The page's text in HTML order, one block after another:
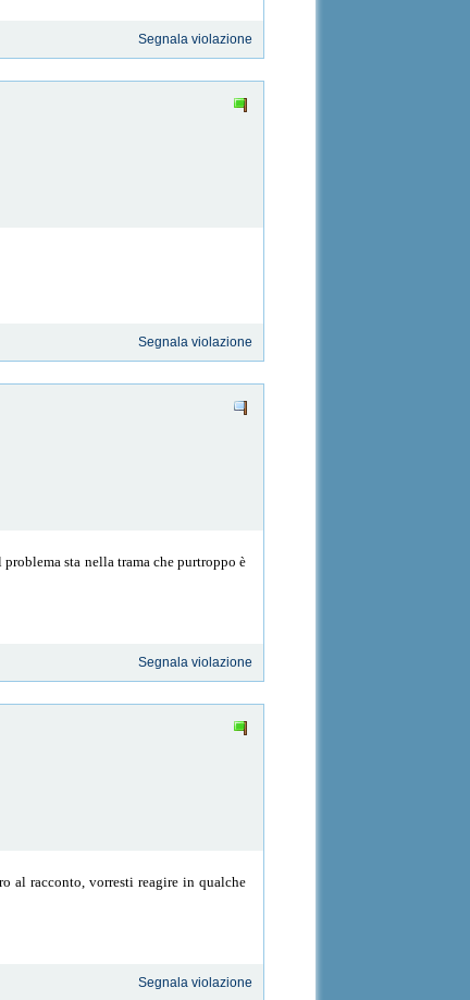
Segnala violazione
Segnala violazione
sta nella trama che purtroppo è
Segnala violazione
al racconto, vorresti reagire in qualche
Segnala violazione